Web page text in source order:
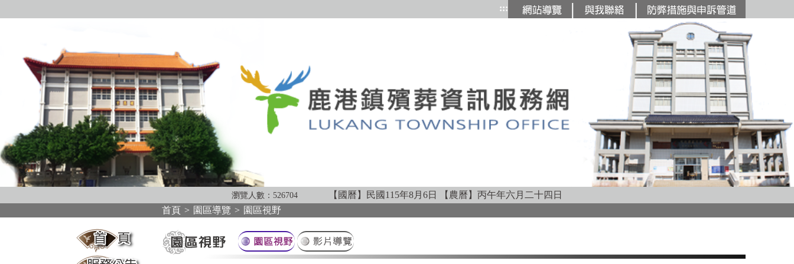
跳到主要內容區塊
:::
瀏覽人數： 526704 【國曆】民國115年8月6日
【農曆】丙午年六月二十四日
首頁 > 園區導覽 > 園區視野